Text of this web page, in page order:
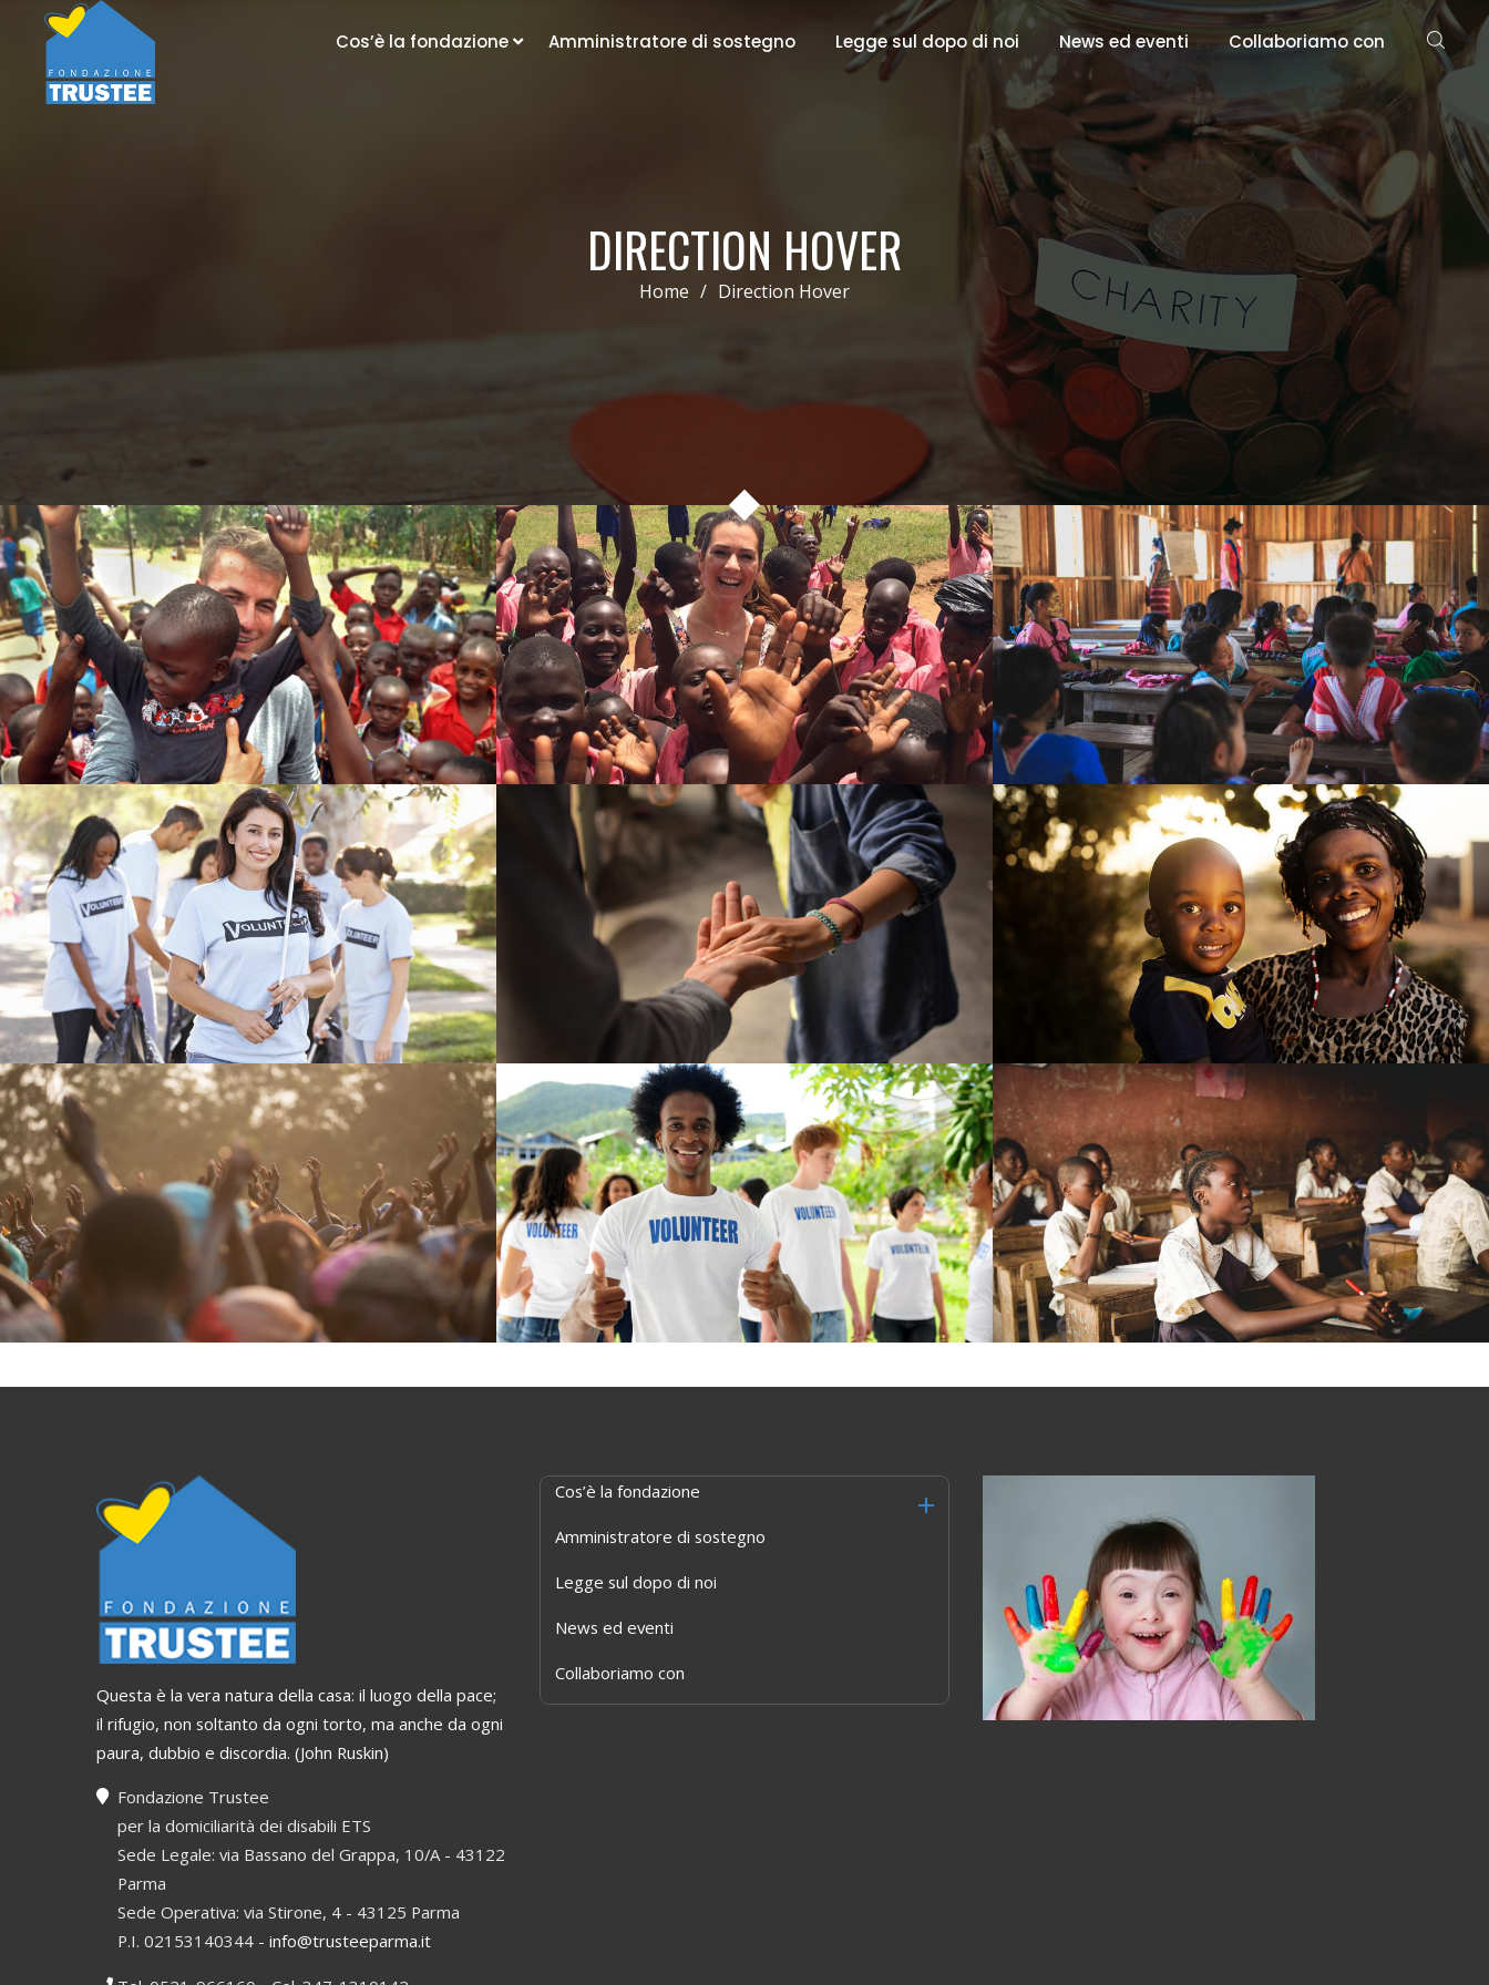
Cos’è la fondazione Amministratore di sostegno Legge sul dopo di noi News ed eventi Collaboriamo con
DIRECTION HOVER
Home / Direction Hover
Believe in Tomorrow
EDUCATION
Do the right thing
VOLUNTEERING
Education in Africa
EDUCATION
Make a Difference
VOLUNTEERING
Mission to Help
HELP
Kindness in Hearts
HELP
HELP VOLUNTEERING
Questa è la vera natura della casa: il luogo della pace;
il rifugio, non soltanto da ogni torto, ma anche da ogni
paura, dubbio e discordia. (John Ruskin)
Fondazione Trustee
per la domiciliarità dei disabili ETS
Sede Legale: via Bassano del Grappa, 10/A - 43122
Parma
Sede Operativa: via Stirone, 4 - 43125 Parma
P.I. 02153140344 -info@trusteeparma.it
Cos’è la fondazione
Amministratore di sostegno
Legge sul dopo di noi
News ed eventi
Collaboriamo con